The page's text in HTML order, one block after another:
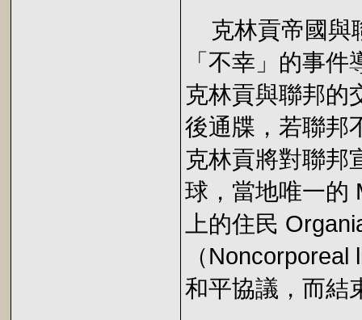
克林貢帝國與
「不幸」的事
克林貢與聯邦的
後通牒，若聯邦
克林貢將對聯邦
球，當地唯一的
上的住民
（
和平協議，而結